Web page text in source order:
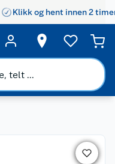
Klikk og hent innen 2